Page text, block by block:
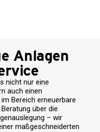
Anlagen
nicht nur eine
auch einen
Bereich erneuerbare
über die
– wir
maßgeschneiderten